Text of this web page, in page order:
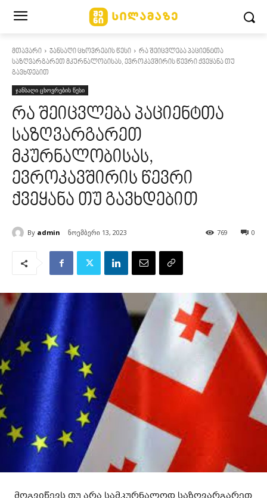
მთავარი ჯანსაღი ცხოვრების წესი
რა შეიცვლება პაციენტთა
საზღვარგარეთ მკურნალობისას, ევროკავშირის წევრი ქვეყანა თუ
გავხდებით
ჯანსაღი ცხოვრების წესი
რა შეიცვლება პაციენტთა
საზღვარგარეთ
მკურნალობისას,
ევროკავშირის წევრი
ქვეყანა თუ გავხდებით
By admin ნოემბერი 13, 2023 0
769